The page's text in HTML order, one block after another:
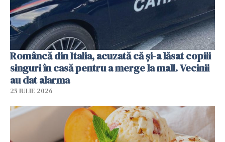
Româncă din Italia, acuzată că și-a lăsat copiii
singuri în casă pentru a merge la mall. Vecinii
au dat alarma
25 IULIE 2026